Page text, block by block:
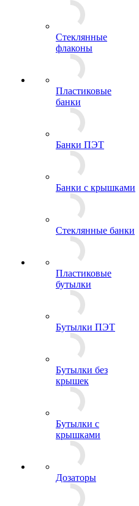
Стеклянные
флаконы
Пластиковые
банки
Банки ПЭТ
Банки с крышками
Стеклянные банки
Пластиковые
бутылки
Бутылки ПЭТ
Бутылки без
крышек
Бутылки с
крышками
Дозаторы